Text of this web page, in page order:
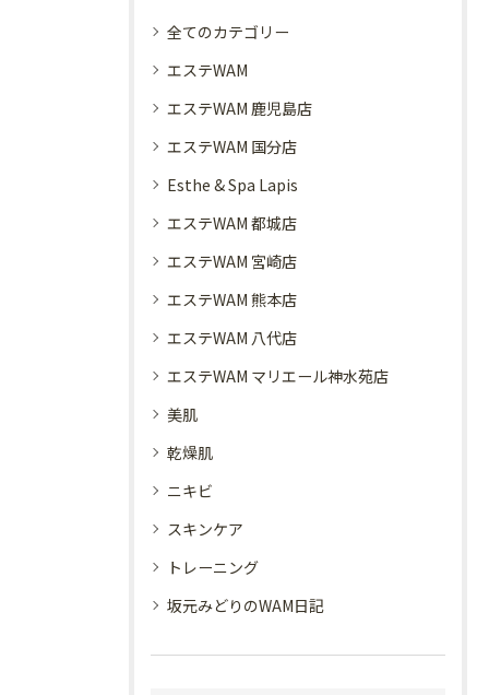
全てのカテゴリー
エステWAM
エステWAM 鹿児島店
エステWAM 国分店
Esthe & Spa Lapis
エステWAM 都城店
エステWAM 宮崎店
エステWAM 熊本店
エステWAM 八代店
エステWAM マリエール神水苑店
美肌
乾燥肌
ニキビ
スキンケア
トレーニング
坂元みどりのWAM日記